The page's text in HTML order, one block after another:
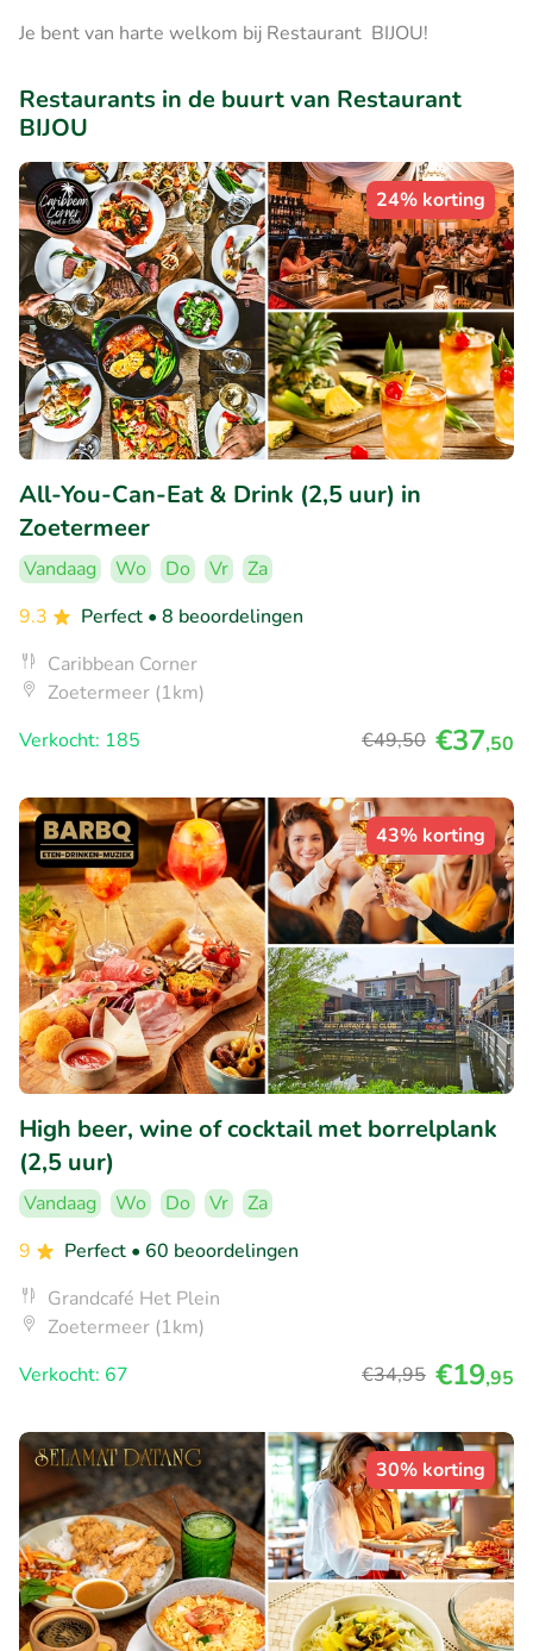
Je bent van harte welkom bij Restaurant BIJOU!
Restaurants in de buurt van Restaurant
BIJOU
24% korting
All-You-Can-Eat & Drink (2,5 uur) in
Zoetermeer
Vandaag Wo Do Vr
Za
9.3
Perfect • 8 beoordelingen
Caribbean Corner
Zoetermeer (1km)
Verkocht: 185
€49,50 €37,50
43% korting
High beer, wine of cocktail met borrelplank
(2,5 uur)
Vandaag Wo Do Vr
Za
9
Perfect • 60 beoordelingen
Grandcafé Het Plein
Zoetermeer (1km)
Verkocht: 67
€34,95 €19,95
30% korting